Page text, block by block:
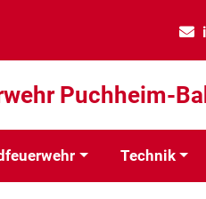
Puchheim-
Technik